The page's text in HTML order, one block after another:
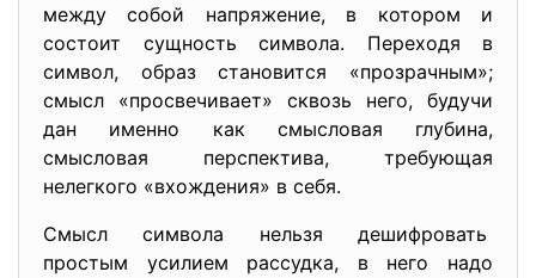
между собой напряжение, в котором и
состоит сущность символа. Переходя в
символ, образ становится «прозрачным»;
смысл «просвечивает» сквозь него, будучи
дан именно как смысловая глубина,
смысловая перспектива, требующая
нелегкого «вхождения» в себя.
Смысл символа нельзя дешифровать
простым усилием рассудка, в него надо